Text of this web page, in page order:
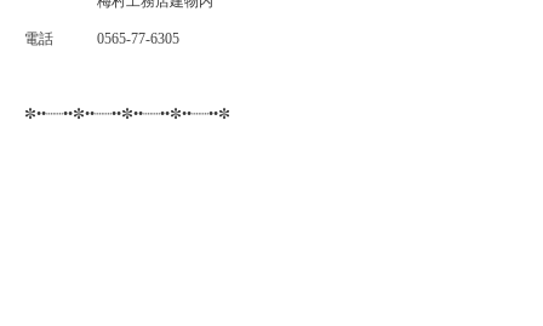
電話 0565-77-6305
✼••┈┈••✼••┈┈••✼••┈┈••✼••┈┈••✼